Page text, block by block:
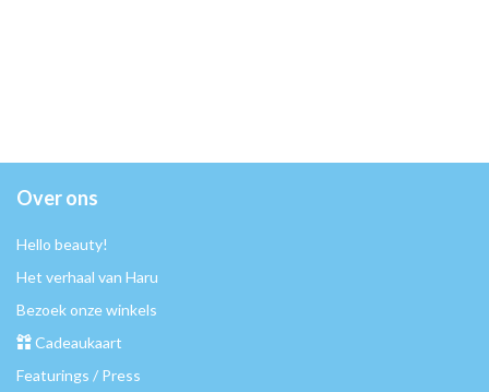
Over ons
Hello beauty!
Het verhaal van Haru
Bezoek onze winkels
Cadeaukaart
Featurings / Press